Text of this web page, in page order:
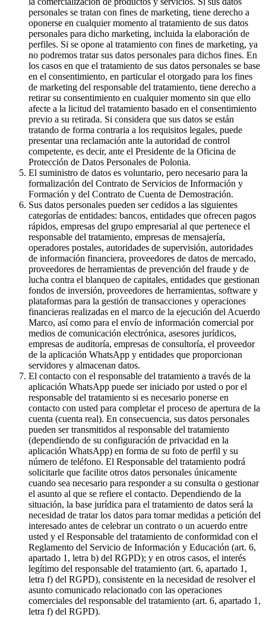
personales se tratan con fines de marketing, tiene derecho a
oponerse en cualquier momento al tratamiento de sus datos
personales para dicho marketing, incluida la elaboración de
perfiles. Si se opone al tratamiento con fines de marketing, ya
no podremos tratar sus datos personales para dichos fines. En
los casos en que el tratamiento de sus datos personales se base
en el consentimiento, en particular el otorgado para los fines
de marketing del responsable del tratamiento, tiene derecho a
retirar su consentimiento en cualquier momento sin que ello
afecte a la licitud del tratamiento basado en el consentimiento
previo a su retirada. Si considera que sus datos se están
tratando de forma contraria a los requisitos legales, puede
presentar una reclamación ante la autoridad de control
competente, es decir, ante el Presidente de la Oficina de
Protección de Datos Personales de Polonia.
El suministro de datos es voluntario, pero necesario para la
formalización del Contrato de Servicios de Información y
Formación y del Contrato de Cuenta de Demostración.
Sus datos personales pueden ser cedidos a las siguientes
categorías de entidades: bancos, entidades que ofrecen pagos
rápidos, empresas del grupo empresarial al que pertenece el
responsable del tratamiento, empresas de mensajería,
operadores postales, autoridades de supervisión, autoridades
de información financiera, proveedores de datos de mercado,
proveedores de herramientas de prevención del fraude y de
lucha contra el blanqueo de capitales, entidades que gestionan
fondos de inversión, proveedores de herramientas, software y
plataformas para la gestión de transacciones y operaciones
financieras realizadas en el marco de la ejecución del Acuerdo
Marco, así como para el envío de información comercial por
medios de comunicación electrónica, asesores jurídicos,
empresas de auditoría, empresas de consultoría, el proveedor
de la aplicación WhatsApp y entidades que proporcionan
servidores y almacenan datos.
El contacto con el responsable del tratamiento a través de la
aplicación WhatsApp puede ser iniciado por usted o por el
responsable del tratamiento si es necesario ponerse en
contacto con usted para completar el proceso de apertura de la
cuenta (cuenta real). En consecuencia, sus datos personales
pueden ser transmitidos al responsable del tratamiento
(dependiendo de su configuración de privacidad en la
aplicación WhatsApp) en forma de su foto de perfil y su
número de teléfono. El Responsable del tratamiento podrá
solicitarle que facilite otros datos personales únicamente
cuando sea necesario para responder a su consulta o gestionar
el asunto al que se refiere el contacto. Dependiendo de la
situación, la base jurídica para el tratamiento de datos será la
necesidad de tratar los datos para tomar medidas a petición del
interesado antes de celebrar un contrato o un acuerdo entre
usted y el Responsable del tratamiento de conformidad con el
Reglamento del Servicio de Información y Educación (art. 6,
apartado 1, letra b) del RGPD); y en otros casos, el interés
legítimo del responsable del tratamiento (art. 6, apartado 1,
letra f) del RGPD), consistente en la necesidad de resolver el
asunto comunicado relacionado con las operaciones
comerciales del responsable del tratamiento (art. 6, apartado 1,
letra f) del RGPD).